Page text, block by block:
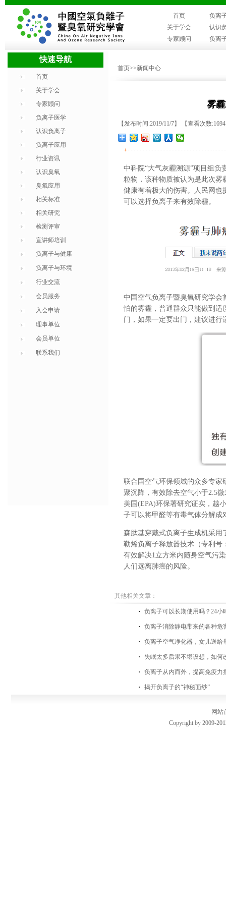
首页
负离
关于学会
认识
专家顾问
负离
快速导航
首页
关于学会
专家顾问
负离子医学
认识负离子
负离子应用
行业资讯
认识臭氧
臭氧应用
相关标准
相关研究
检测评审
宣讲师培训
负离子与健康
负离子与环境
行业交流
会员服务
入会申请
理事单位
会员单位
联系我们
首页>>新闻中心
雾
【发布时间:2019/11/7】 【查看次数
+
中科院“大气灰霾溯源”项目组
粒物，该种物质被认为是此次雾
健康有着极大的伤害。人民网也
可以选择负离子来有效除霾。
中国空气负离子暨臭氧研究学会
怕的雾霾，普通群众只能做到适
门，如果一定要出门，建议进
联合国空气环保领域的众多专
聚沉降，有效除去空气小于2.5
美国(EPA)环保署研究证实，越
子可以将甲醛等有毒气体分解成
森肽基穿戴式负离子生成机采用
勒烯负离子释放器技术（专利号
有效解决1立方米内随身空气污
人们远离肺癌的风险。
其他相关文章：
负离子可以长期使用吗？24小
负离子消除静电带来的各种危
负离子空气净化器，女儿送给
失眠太多后果不堪设想，如何
负离子从内而外，提高免疫力
揭开负离子的“神秘面纱”
网站
Copyright by 2009-